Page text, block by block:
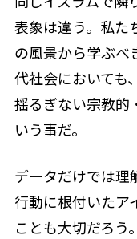
表象は違う。私た
の風景から学ぶべ
代社会においても
揺るぎない宗教的
いう事だ。
データだけでは理
行動に根付いたア
ことも大切だろう